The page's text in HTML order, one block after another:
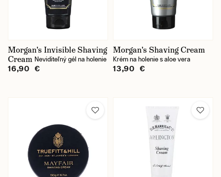
Morgan's Invisible Shaving
Cream Neviditeľný gél na holenie
16,90 €
Morgan's Shaving Cream
Krém na holenie s aloe vera
13,90 €